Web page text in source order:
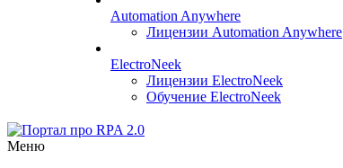
Automation Anywhere
Лицензии Automation Anywhere
ElectroNeek
Лицензии ElectroNeek
Обучение ElectroNeek
Меню